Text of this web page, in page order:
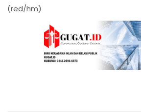
(red/hm)